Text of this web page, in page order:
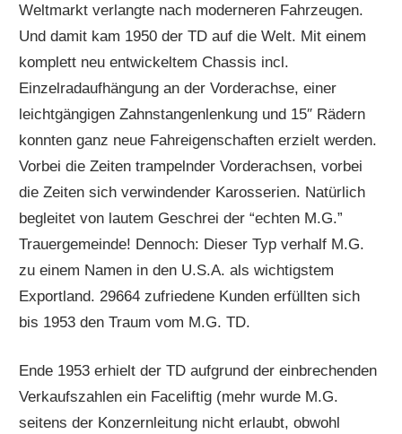
Weltmarkt verlangte nach moderneren Fahrzeugen.
Und damit kam 1950 der TD auf die Welt. Mit einem
komplett neu entwickeltem Chassis incl.
Einzelradaufhängung an der Vorderachse, einer
leichtgängigen Zahnstangenlenkung und 15″ Rädern
konnten ganz neue Fahreigenschaften erzielt werden.
Vorbei die Zeiten trampelnder Vorderachsen, vorbei
die Zeiten sich verwindender Karosserien. Natürlich
begleitet von lautem Geschrei der “echten M.G.”
Trauergemeinde! Dennoch: Dieser Typ verhalf M.G.
zu einem Namen in den U.S.A. als wichtigstem
Exportland. 29664 zufriedene Kunden erfüllten sich
bis 1953 den Traum vom M.G. TD.
Ende 1953 erhielt der TD aufgrund der einbrechenden
Verkaufszahlen ein Faceliftig (mehr wurde M.G.
seitens der Konzernleitung nicht erlaubt, obwohl